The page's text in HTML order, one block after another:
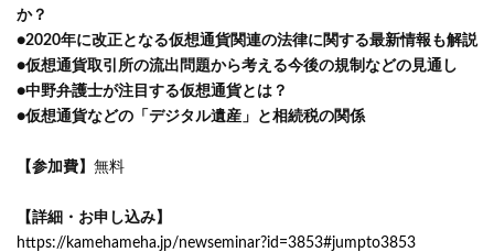
か？
●2020年に改正となる仮想通貨関連の法律に関する最新情報も解説
●仮想通貨取引所の流出問題から考える今後の規制などの見通し
●中野弁護士が注目する仮想通貨とは？
●仮想通貨などの「デジタル遺産」と相続税の関係
【参加費】 無料
【詳細・お申し込み】
https://kamehameha.jp/newseminar?id=3853#jumpto3853